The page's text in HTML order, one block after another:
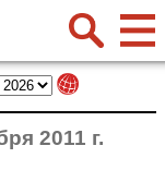
2011 г.